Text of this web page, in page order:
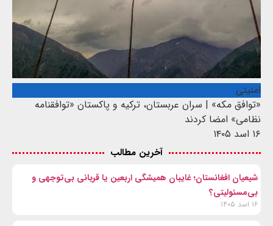
امنیتی
«توافق مکه» | سران عربستان، ترکیه و پاکستان «توافقنامه
نظامی» امضا کردند
۱۶ اسد ۱۴۰۵
آخرین مطالب
شیعیان افغانستان؛ غایبان همیشگی اربعین یا قربانی بی‌توجهی و
بی‌مسئولیتی؟
۱۶ اسد ۱۴۰۵